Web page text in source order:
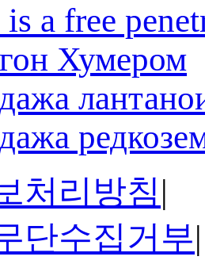
a free
Хумером
처리방침|
단수집거부|